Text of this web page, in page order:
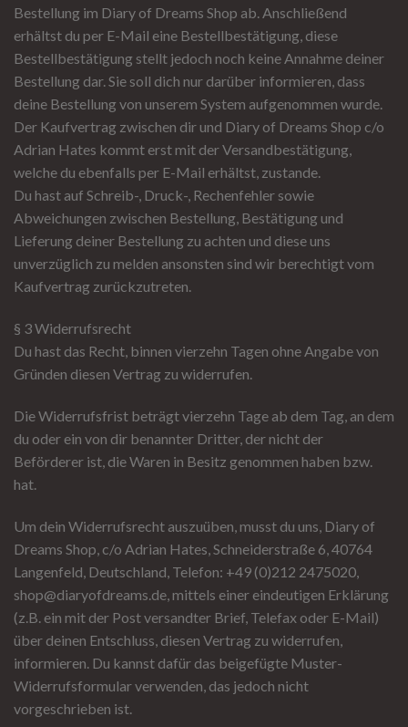
Bestellung im Diary of Dreams Shop ab. Anschließend
erhältst du per E-Mail eine Bestellbestätigung, diese
Bestellbestätigung stellt jedoch noch keine Annahme deiner
Bestellung dar. Sie soll dich nur darüber informieren, dass
deine Bestellung von unserem System aufgenommen wurde.
Der Kaufvertrag zwischen dir und Diary of Dreams Shop c/o
Adrian Hates kommt erst mit der Versandbestätigung,
welche du ebenfalls per E-Mail erhältst, zustande.
Du hast auf Schreib-, Druck-, Rechenfehler sowie
Abweichungen zwischen Bestellung, Bestätigung und
Lieferung deiner Bestellung zu achten und diese uns
unverzüglich zu melden ansonsten sind wir berechtigt vom
Kaufvertrag zurückzutreten.
§ 3 Widerrufsrecht
Du hast das Recht, binnen vierzehn Tagen ohne Angabe von
Gründen diesen Vertrag zu widerrufen.
Die Widerrufsfrist beträgt vierzehn Tage ab dem Tag, an dem
du oder ein von dir benannter Dritter, der nicht der
Beförderer ist, die Waren in Besitz genommen haben bzw.
hat.
Um dein Widerrufsrecht auszuüben, musst du uns, Diary of
Dreams Shop, c/o Adrian Hates, Schneiderstraße 6, 40764
Langenfeld, Deutschland, Telefon: +49 (0)212 2475020,
shop@diaryofdreams.de, mittels einer eindeutigen Erklärung
(z.B. ein mit der Post versandter Brief, Telefax oder E-Mail)
über deinen Entschluss, diesen Vertrag zu widerrufen,
informieren. Du kannst dafür das beigefügte Muster-
Widerrufsformular verwenden, das jedoch nicht
vorgeschrieben ist.